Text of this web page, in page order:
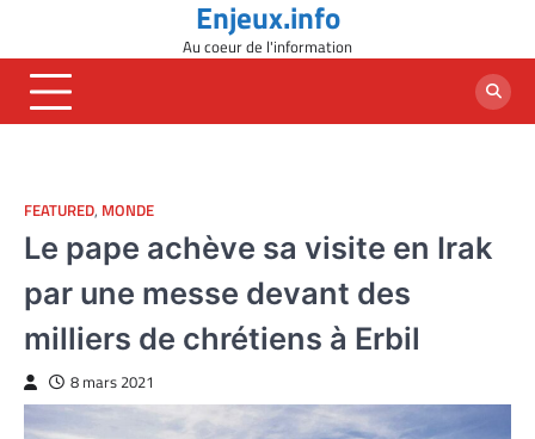
content
Enjeux.info
Au coeur de l'information
FEATURED, MONDE
Le pape achève sa visite en Irak
par une messe devant des
milliers de chrétiens à Erbil
8 mars 2021